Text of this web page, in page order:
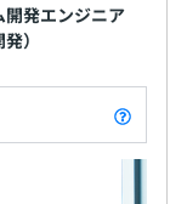
コース」という
、ご希望やご志
変更も可
ネジメントを担
発エンジニア
）